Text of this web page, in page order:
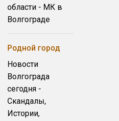
области - МК в
Волгограде
Родной город
Новости
Волгограда
сегодня -
Скандалы,
Истории,